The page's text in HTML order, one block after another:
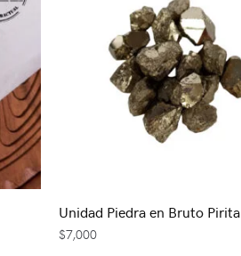
Unidad Piedra en Bruto Pirita
$7,000